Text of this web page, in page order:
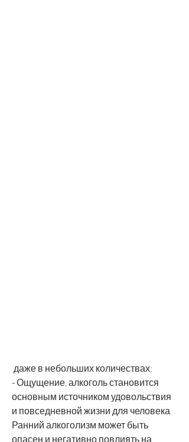
даже в небольших количествах;
- Ощущение, алкоголь становится
основным источником удовольствия
и повседневной жизни для человека.
Ранний алкоголизм может быть
опасен и негативно повлиять на